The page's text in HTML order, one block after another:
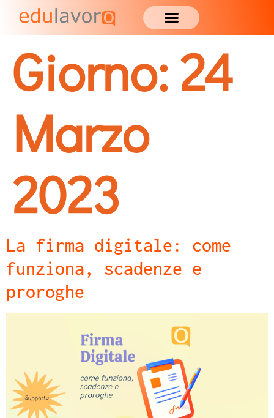
Giorno:24
Marzo
2023
La firma digitale: come
funziona, scadenze e
proroghe